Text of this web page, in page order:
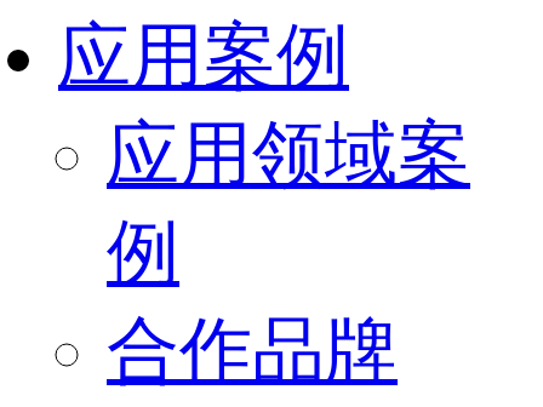
应用案例
应用领域案
例
合作品牌